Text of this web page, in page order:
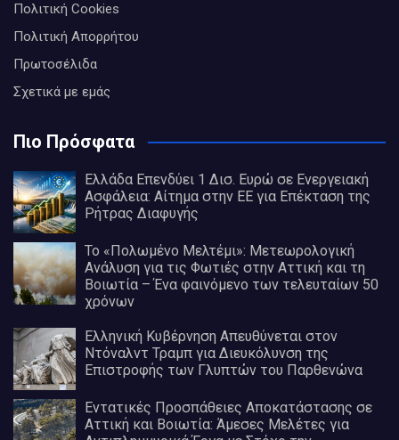
Πολιτική Cookies
Πολιτική Απορρήτου
Πρωτοσέλιδα
Σχετικά με εμάς
Πιο Πρόσφατα
Ελλάδα Επενδύει 1 Δισ. Ευρώ σε Ενεργειακή
Ασφάλεια: Αίτημα στην ΕΕ για Επέκταση της
Ρήτρας Διαφυγής
Το «Πολωμένο Μελτέμι»: Μετεωρολογική
Ανάλυση για τις Φωτιές στην Αττική και τη
Βοιωτία – Ένα φαινόμενο των τελευταίων 50
χρόνων
Ελληνική Κυβέρνηση Απευθύνεται στον
Ντόναλντ Τραμπ για Διευκόλυνση της
Επιστροφής των Γλυπτών του Παρθενώνα
Εντατικές Προσπάθειες Αποκατάστασης σε
Αττική και Βοιωτία: Άμεσες Μελέτες για